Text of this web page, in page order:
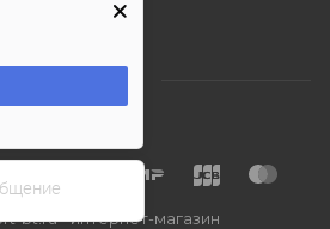
bt.ru - интернет-магазин